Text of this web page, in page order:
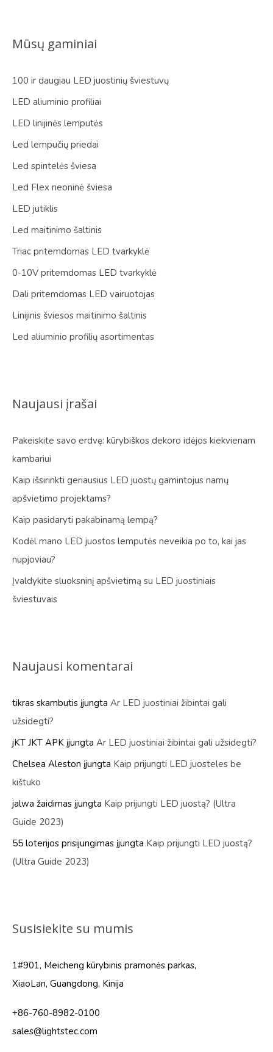
Mūsų gaminiai
100 ir daugiau LED juostinių šviestuvų
LED aliuminio profiliai
LED linijinės lemputės
Led lempučių priedai
Led spintelės šviesa
Led Flex neoninė šviesa
LED jutiklis
Led maitinimo šaltinis
Triac pritemdomas LED tvarkyklė
0-10V pritemdomas LED tvarkyklė
Dali pritemdomas LED vairuotojas
Linijinis šviesos maitinimo šaltinis
Led aliuminio profilių asortimentas
Naujausi įrašai
Pakeiskite savo erdvę: kūrybiškos dekoro idėjos kiekvienam
kambariui
Kaip išsirinkti geriausius LED juostų gamintojus namų
apšvietimo projektams?
Kaip pasidaryti pakabinamą lempą?
Kodėl mano LED juostos lemputės neveikia po to, kai jas
nupjoviau?
Įvaldykite sluoksninį apšvietimą su LED juostiniais
šviestuvais
Naujausi komentarai
tikras skambutis įjungta Ar LED juostiniai žibintai gali
užsidegti?
jKT JKT APK įjungta Ar LED juostiniai žibintai gali užsidegti?
Chelsea Aleston įjungta Kaip prijungti LED juosteles be
kištuko
jalwa žaidimas įjungta Kaip prijungti LED juostą? (Ultra
Guide 2023)
55 loterijos prisijungimas įjungta Kaip prijungti LED juostą?
(Ultra Guide 2023)
Susisiekite su mumis
1#901, Meicheng kūrybinis pramonės parkas,
XiaoLan, Guangdong, Kinija
+86-760-8982-0100
sales@lightstec.com